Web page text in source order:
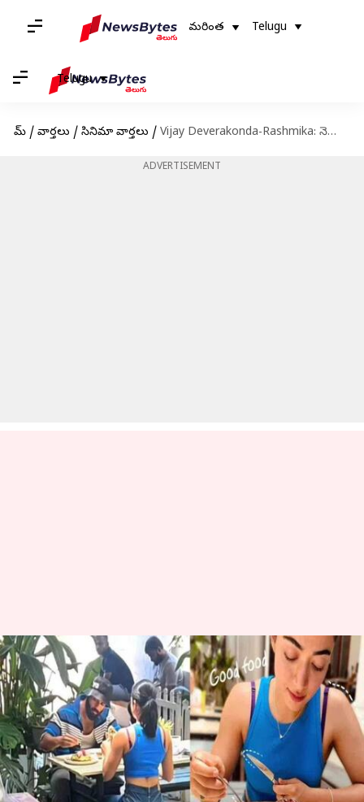
మరింత Telugu
Telugu
హోమ్ / వార్తలు / సినిమా వార్తలు / Vijay Deverakonda-Rashmika: నెట్టింట వైరల్ అవుతున్న విజయ్-రష్మిక కొత్త ఫొటో
ADVERTISEMENT
Vijay Deverakonda-Rashmika:
నెట్టింట వైరల్ అవుతున్న విజయ్-
రష్మిక కొత్త ఫొటో
వ్రాసిన వారు Jayachandra Akuri Nov 24, 2024 10:23 am
ఈ వార్తాకథనం ఏంటి